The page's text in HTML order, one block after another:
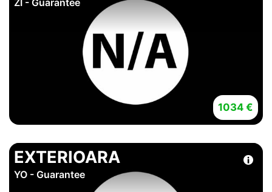
1034 €
EXTERIOARA
YO - Guarantee